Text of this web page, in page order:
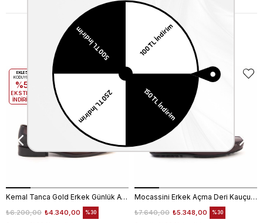
Benzer Ürünler
Kemal Tanca Gold Erkek Günlük Ayakkabı 6612-152
₺4.340,00
₺6.200,00 %30
EKLE5
KODUYLA
%5
EKSTRA
İNDİRİM
Mocassini Erkek Açma Deri Kauçuk Taban Bordo Günlük Ayakkabı
₺5.348,00
₺7.640,00 %30
EKLE5
EKSTRA
İNDİRİM